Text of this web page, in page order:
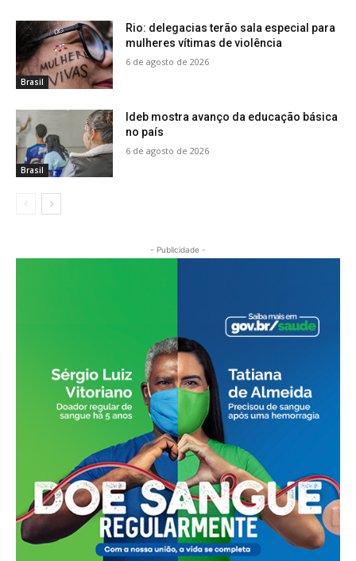
Brasil
Rio: delegacias terão sala especial para
mulheres vítimas de violência
6 de agosto de 2026
Brasil
Ideb mostra avanço da educação básica
no país
6 de agosto de 2026
- Publicidade -